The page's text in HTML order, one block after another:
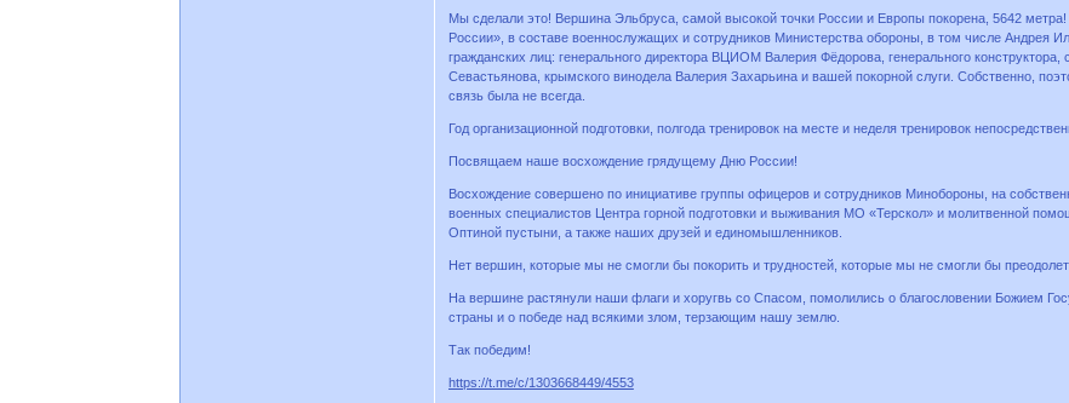
Мы сделали это! Вершина Эльбруса, самой высокой точки России и Европы покорена, 5642
России», в составе военнослужащих и сотрудников Министерства обороны, в том числе Андрея
гражданских лиц: генерального директора ВЦИОМ Валерия Фёдорова, генерального конструктора,
Севастьянова, крымского винодела Валерия Захарьина и вашей покорной слуги. Собственно,
связь была не всегда.
Год организационной подготовки, полгода тренировок на месте и неделя тренировок
Посвящаем наше восхождение грядущему Дню России!
Восхождение совершено по инициативе группы офицеров и сотрудников Минобороны, на
военных специалистов Центра горной подготовки и выживания МО «Терскол» и молитвенной
Оптиной пустыни, а также наших друзей и единомышленников.
Нет вершин, которые мы не смогли бы покорить и трудностей, которые мы не смогли бы
На вершине растянули наши флаги и хоругвь со Спасом, помолились о благословении Божием
страны и о победе над всякими злом, терзающим нашу землю.
Так победим!
https://t.me/c/1303668449/4553